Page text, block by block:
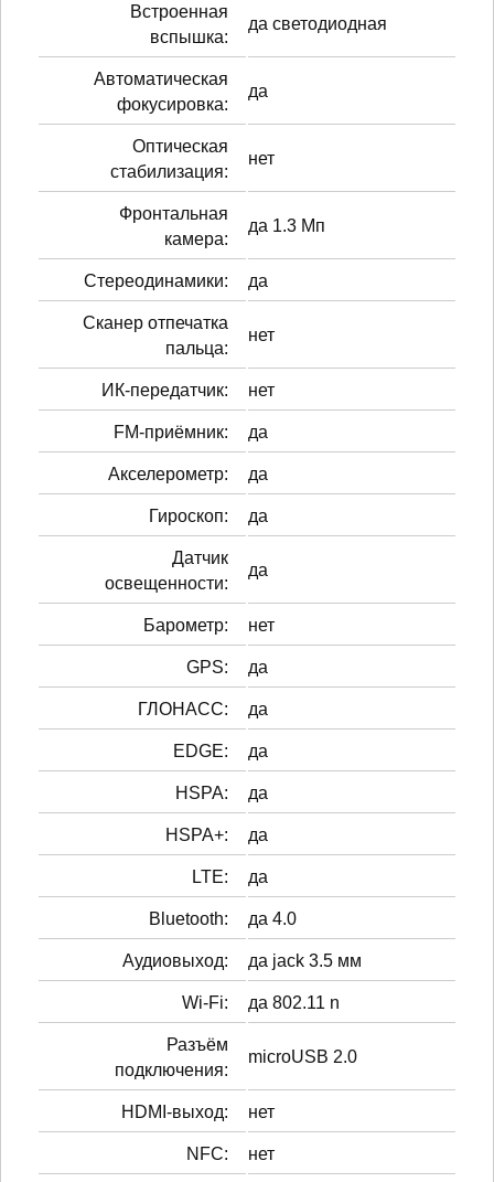
Встроенная
вспышка:
да светодиодная
Автоматическая
фокусировка:
да
Оптическая
стабилизация:
нет
Фронтальная
камера:
да 1.3 Мп
Стереодинамики: да
Сканер отпечатка
пальца:
нет
ИК-передатчик: нет
FM-приёмник: да
Акселерометр: да
Гироскоп: да
Датчик
освещенности:
да
Барометр: нет
GPS: да
ГЛОНАСС: да
EDGE: да
HSPA: да
HSPA+: да
LTE: да
Bluetooth: да 4.0
Аудиовыход: да jack 3.5 мм
Wi-Fi: да 802.11 n
Разъём
подключения:
microUSB 2.0
HDMI-выход: нет
NFC: нет